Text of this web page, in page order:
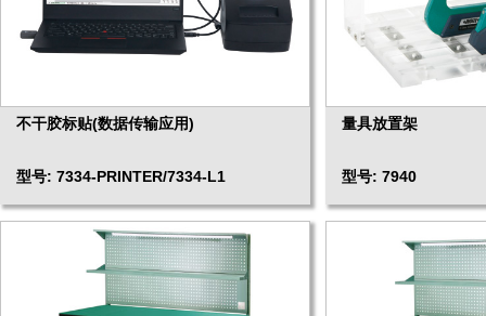
不干胶标贴(数据传输应用)
型号: 7334-PRINTER/7334-L1
量具放置架
型号: 7940